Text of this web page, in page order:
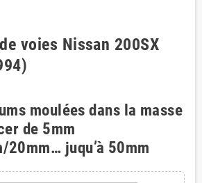
voies Nissan 200SX
moulées dans la masse
de 5mm
juqu’à 50mm